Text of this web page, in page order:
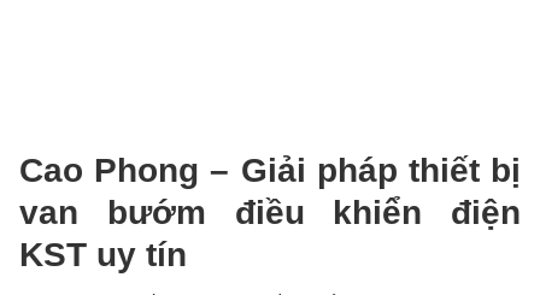
Cao Phong – Giải pháp thiết bị
van bướm điều khiển điện
KST uy tín